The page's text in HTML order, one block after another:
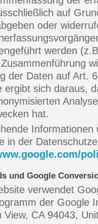
auf
oder
werden
der Daten auf Art.
ergibt sich daraus,
hat.
in der
und Google
verwendet
der Google
View, CA 94043,